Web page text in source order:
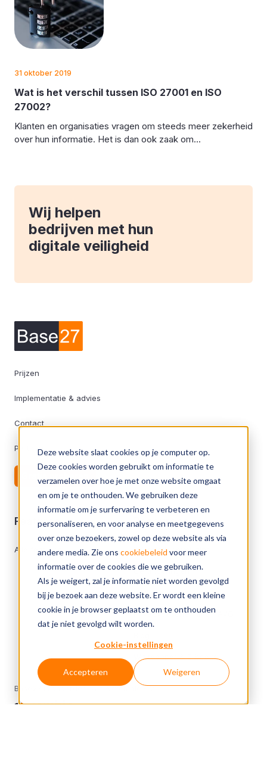
Deze website slaat cookies op je computer op.
Deze cookies worden gebruikt om informatie te
verzamelen over hoe je met onze website omgaat
en om je te onthouden. We gebruiken deze
informatie om je surfervaring te verbeteren en
personaliseren, en voor analyse en meetgegevens
over onze bezoekers, zowel op deze website als via
andere media. Zie ons cookiebeleid voor meer
informatie over de cookies die we gebruiken.
Als je weigert, zal je informatie niet worden gevolgd
bij je bezoek aan deze website. Er wordt een kleine
cookie in je browser geplaatst om te onthouden
dat je niet gevolgd wilt worden.
Cookie-instellingen
Accepteren Weigeren
31 oktober 2019
Wat is het verschil tussen ISO 27001 en ISO
27002?
Klanten en organisaties vragen om steeds meer zekerheid
over hun informatie. Het is dan ook zaak om...
Wij helpen
bedrijven met hun
digitale veiligheid
Prijzen
Implementatie & advies
Contact
Partners
Gratis proberen
Features
Alle features
Resources
Informatiebeveiliging
Certificeringen
ISMS
Privacybescherming / AVG
Whitepaper & E-books
Base27 is onderdeel van Axxemble B.V.